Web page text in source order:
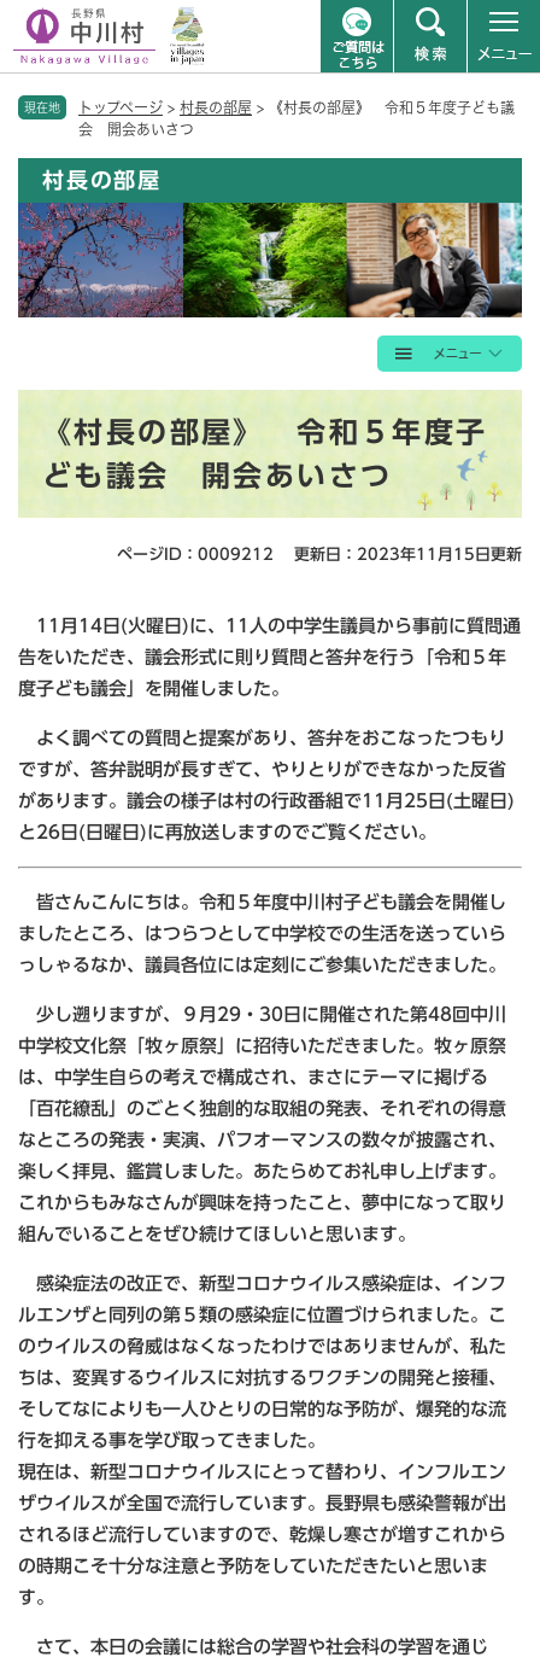
現在地 トップページ > 村長の部屋 >
《村長の部屋》 令和５年度子ども議
会 開会あいさつ
村長の部屋
《村長の部屋》 令和５年度子
ども議会 開会あいさつ
ページID：0009212 更新日：2023年11月15日更新
11月14日(火曜日)に、11人の中学生議員から事前に質問通
告をいただき、議会形式に則り質問と答弁を行う「令和５年
度子ども議会」を開催しました。
よく調べての質問と提案があり、答弁をおこなったつもり
ですが、答弁説明が長すぎて、やりとりができなかった反省
があります。議会の様子は村の行政番組で11月25日(土曜日)
と26日(日曜日)に再放送しますのでご覧ください。
皆さんこんにちは。令和５年度中川村子ども議会を開催し
ましたところ、はつらつとして中学校での生活を送っていら
っしゃるなか、議員各位には定刻にご参集いただきました。
少し遡りますが、９月29・30日に開催された第48回中川
中学校文化祭「牧ヶ原祭」に招待いただきました。牧ヶ原祭
は、中学生自らの考えで構成され、まさにテーマに掲げる
「百花繚乱」のごとく独創的な取組の発表、それぞれの得意
なところの発表・実演、パフオーマンスの数々が披露され、
楽しく拝見、鑑賞しました。あたらめてお礼申し上げます。
これからもみなさんが興味を持ったこと、夢中になって取り
組んでいることをぜひ続けてほしいと思います。
感染症法の改正で、新型コロナウイルス感染症は、インフ
ルエンザと同列の第５類の感染症に位置づけられました。こ
のウイルスの脅威はなくなったわけではありませんが、私た
ちは、変異するウイルスに対抗するワクチンの開発と接種、
そしてなによりも一人ひとりの日常的な予防が、爆発的な流
行を抑える事を学び取ってきました。
現在は、新型コロナウイルスにとって替わり、インフルエン
ザウイルスが全国で流行しています。長野県も感染警報が出
されるほど流行していますので、乾燥し寒さが増すこれから
の時期こそ十分な注意と予防をしていただきたいと思いま
す。
さて、本日の会議には総合の学習や社会科の学習を通じ